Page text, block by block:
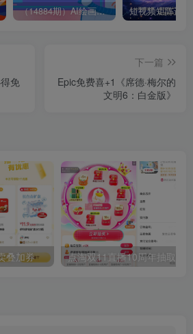
（14884期）AI绘画进阶课，涵盖电商摄影等多领域，PS操作与AI工具使用全面教学
免
下一篇
Epic免费喜+1《席德·梅尔的
文明6：白金版》
叠加券 点淘双11直播10周年抽取红